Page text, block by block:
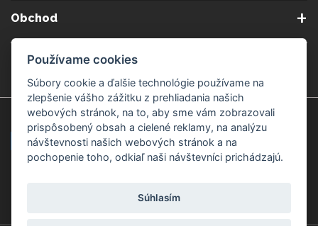
Ochrana osobných údajov
Cookies nastavenia
Gemmoterapia
Obchod
Nakupuj bezpečne Veľkoobchod
Kamenné predajne
Považská Bystrica v Kauflande Považská Bystrica Mpark
Žilina Čadca
Záruka kvality
Používame cookies
Súbory cookie a ďalšie technológie používame na
zlepšenie vášho zážitku z prehliadania našich
webových stránok, na to, aby sme vám zobrazovali
prispôsobený obsah a cielené reklamy, na analýzu
návštevnosti našich webových stránok a na
pochopenie toho, odkiaľ naši návštevníci prichádzajú.
Súhlasím